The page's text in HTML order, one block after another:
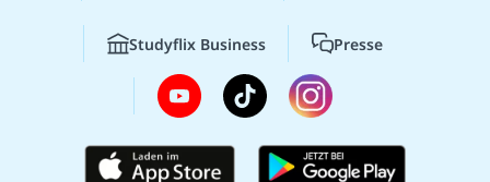
Studyflix Business Presse